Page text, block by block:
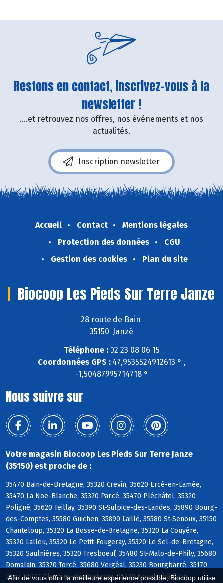
Afin de vous offrir la meilleure expérience possible, Biocoop utilise
Restons en contact, inscrivez-vous à la
newsletter !
....et retrouvez nos offres, nos événements et nos
actualités.
Inscription newsletter
Accueil Contact
Mentions légales
Protection des données
CGU
Gestion des cookies
Plan du site
Biocoop Les Pieds Sur Terre Janze
28 route de Bain
35150 Janzé
Téléphone :02 23 08 06 15
Coordonnées GPS :47,9535524912613 ° ,
-1,50487995714718 °
Nous suivre sur
Votre magasin Biocoop Les Pieds Sur Terre Janze
(35150) est proche de :
35470 Bain-de-Bretagne, 35320 Crevin, 35620 Ercé-en-Lamée,
35470 La Noë-Blanche, 35320 Pancé, 35470 Pléchâtel, 35320
Poligné, 35620 Teillay, 35390 St-Sulpice-des-Landes, 35890 Bourg-
des-Comptes, 35580 Guichen, 35890 Laillé, 35580 St-Senoux, 35150
Chanteloup, 35320 La Bosse-de-Bretagne, 35320 La Couyère,
35320 Lalleu, 35320 Le Petit-Fougeray, 35320 Le Sel-de-Bretagne,
35320 Saulnières, 35320 Tresboeuf, 35480 St-Malo-de-Phily, 35680
Domalain, 35370 Torcé, 35680 Vergéal, 35230 Bourgbarré, 35170
Bruz, 35131 Chartres-de-Bretagne, 35230 Noyal-Châtillon